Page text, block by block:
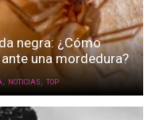
negra: ¿Cómo
una mordedura?
, NOTICIAS, TOP